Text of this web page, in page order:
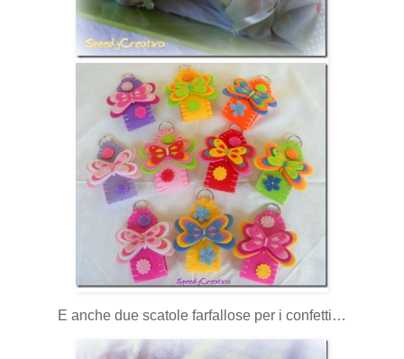
E anche due scatole farfallose per i confetti…